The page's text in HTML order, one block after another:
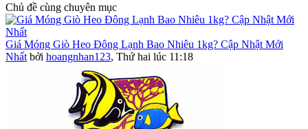
Chủ đề cùng chuyên mục
Giá Móng Giò Heo Đông Lạnh Bao Nhiêu 1kg? Cập Nhật Mới
Nhất bởi hoangnhan123, Thứ hai lúc 11:18